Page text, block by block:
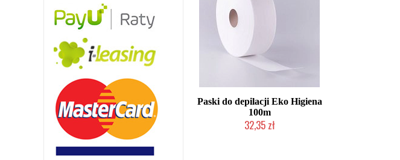
Paski do depilacji Eko Higiena
100m
32,35 zł